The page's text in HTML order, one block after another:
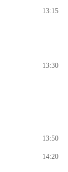
13:15
Herrn
Herrn
13:30
Frau
Herr
Herr
13:50
14:20